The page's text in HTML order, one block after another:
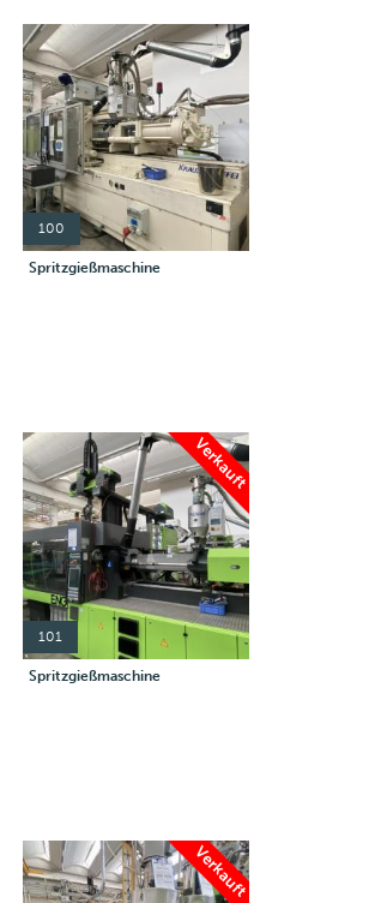
100
Spritzgießmaschine
Verkauft
101
Spritzgießmaschine
Verkauft